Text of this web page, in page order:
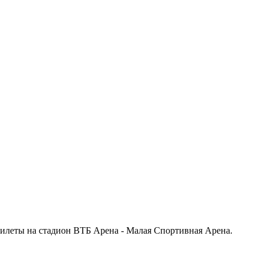
на стадион ВТБ Арена - Малая Спортивная Арена.